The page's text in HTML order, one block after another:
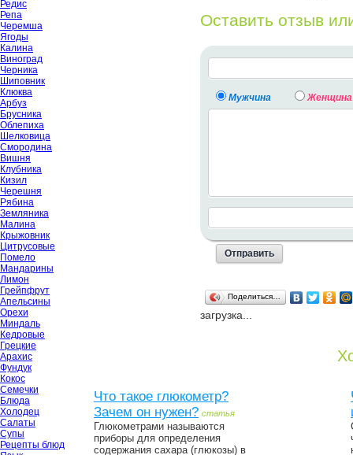
Редис
Репа
Черемша
Ягоды
Калина
Виноград
Черника
Шиповник
Клюква
Арбуз
Брусника
Облепиха
Шелковица
Смородина
Вишня
Клубника
Кизил
Черешня
Рябина
Земляника
Малина
Крыжовник
Цитрусовые
Помело
Мандарины
Лимон
Грейпфрут
Апельсины
Орехи
Миндаль
Кедровые
Грецкие
Арахис
Фундук
Кокос
Семечки
Блюда
Холодец
Салаты
Супы
Рецепты блюд
Оставить отзыв
Мужчина Женщина
Поделиться…
загрузка...
Что такое глюкометр?
Зачем он нужен? статья
Глюкометрами называются
приборы для определения
содержания сахара (глюкозы) в